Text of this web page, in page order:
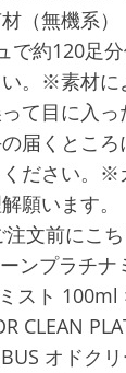
（無機系
約120足分
。※素材に
て目に入
届くところ
ださい。※
願います。
文前にこ
ンプラチナ
スト 100ml
CLEAN
オドク